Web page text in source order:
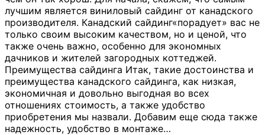
лучшим является виниловый сайдинг от канадского
производителя. Канадский сайдинг«порадует» вас не
только своим высоким качеством, но и ценой, что
также очень важно, особенно для экономных
дачников и жителей загородных коттеджей.
Преимущества сайдинга Итак, такие достоинства и
преимущества канадского сайдинга, как низкая,
экономичная и довольно выгодная во всех
отношениях стоимость, а также удобство
приобретения мы назвали. Добавим еще сюда также
надежность, удобство в монтаже…